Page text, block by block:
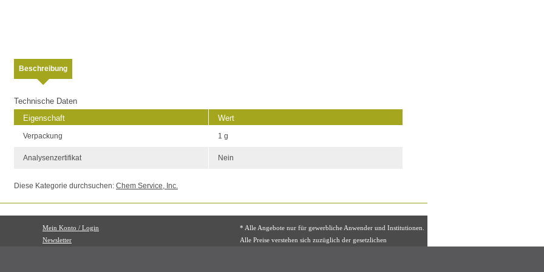
Beschreibung
Technische Daten
Eigenschaft
Wert
Verpackung 1 g
Analysenzertifikat Nein
Diese Kategorie durchsuchen: Chem Service, Inc.
Mein Konto / Login
Newsletter
* Alle Angebote nur für gewerbliche Anwender und Institutionen.
Alle Preise verstehen sich zuzüglich der gesetzlichen